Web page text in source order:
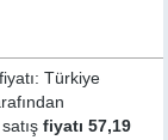
Türkiye
satışfiyatı 57,19